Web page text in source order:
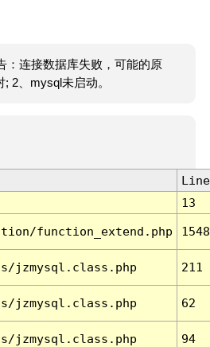
：连接数据库失败，可能的原
2、mysql未启动。
Line
13
function_extend.php 1548
jzmysql.class.php 211
jzmysql.class.php 62
jzmysql.class.php 94